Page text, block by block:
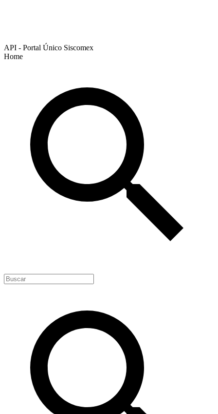
API - Portal Único Siscomex
Home